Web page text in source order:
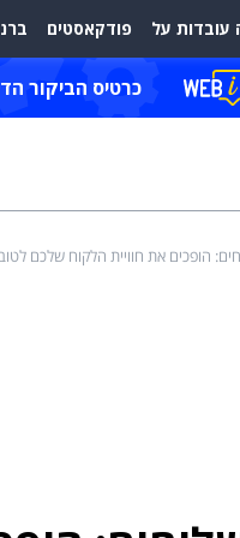
עובדות על פודקאסטים
כרטיס הביקור
הופכים את חוויית הלקוח שלכם